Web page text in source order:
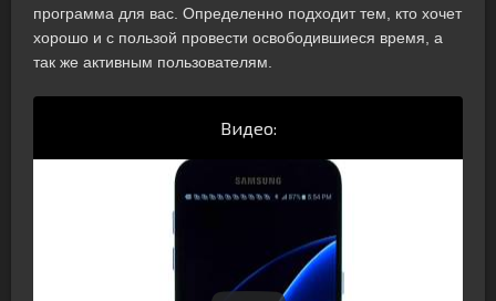
программа для вас. Определенно подходит тем, кто хочет
хорошо и с пользой провести освободившиеся время, а
так же активным пользователям.
Видео: